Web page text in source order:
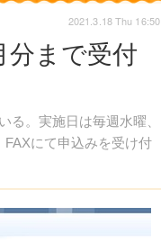
分まで受付
。実施日は毎週水曜、
にて申込みを受け付
2021.3.18 Thu 16:50